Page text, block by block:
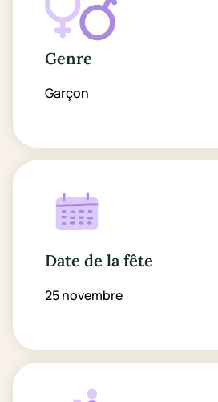
Genre
Garçon
Date de la fête
25 novembre